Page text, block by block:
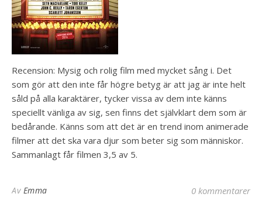
Recension: Mysig och rolig film med mycket sång i. Det
som gör att den inte får högre betyg är att jag är inte helt
såld på alla karaktärer, tycker vissa av dem inte känns
speciellt vänliga av sig, sen finns det självklart dem som är
bedårande. Känns som att det är en trend inom animerade
filmer att det ska vara djur som beter sig som människor.
Sammanlagt får filmen 3,5 av 5.
Av Emma 0 kommentarer